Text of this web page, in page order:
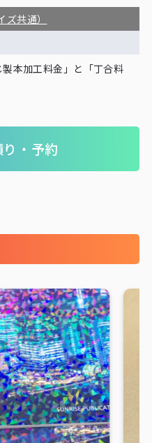
共通）
本加工料金」と「丁合料
・予約